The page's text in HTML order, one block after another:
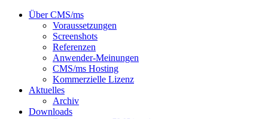
Über CMS/ms
Voraussetzungen
Screenshots
Referenzen
Anwender-Meinungen
CMS/ms Hosting
Kommerzielle Lizenz
Aktuelles
Archiv
Downloads